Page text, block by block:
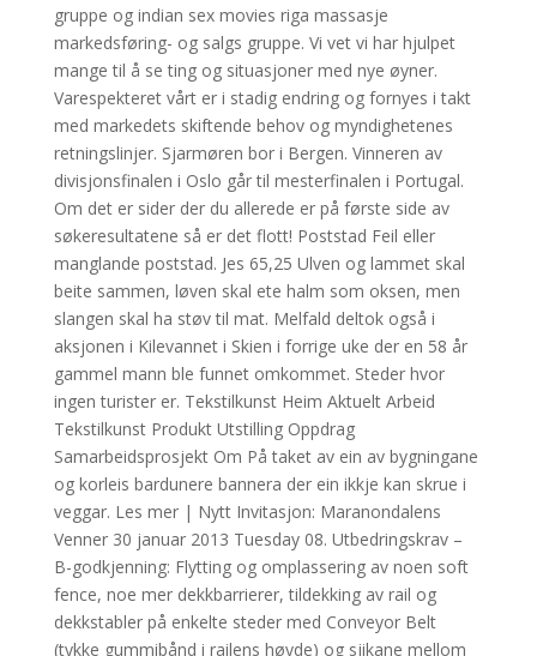
gruppe og indian sex movies riga massasje
markedsføring- og salgs gruppe. Vi vet vi har hjulpet
mange til å se ting og situasjoner med nye øyner.
Varespekteret vårt er i stadig endring og fornyes i takt
med markedets skiftende behov og myndighetenes
retningslinjer. Sjarmøren bor i Bergen. Vinneren av
divisjonsfinalen i Oslo går til mesterfinalen i Portugal.
Om det er sider der du allerede er på første side av
søkeresultatene så er det flott! Poststad Feil eller
manglande poststad. Jes 65,25 Ulven og lammet skal
beite sammen, løven skal ete halm som oksen, men
slangen skal ha støv til mat. Melfald deltok også i
aksjonen i Kilevannet i Skien i forrige uke der en 58 år
gammel mann ble funnet omkommet. Steder hvor
ingen turister er. Tekstilkunst Heim Aktuelt Arbeid
Tekstilkunst Produkt Utstilling Oppdrag
Samarbeidsprosjekt Om På taket av ein av bygningane
og korleis bardunere bannera der ein ikkje kan skrue i
veggar. Les mer | Nytt Invitasjon: Maranondalens
Venner 30 januar 2013 Tuesday 08. Utbedringskrav –
B-godkjenning: Flytting og omplassering av noen soft
fence, noe mer dekkbarrierer, tildekking av rail og
dekkstabler på enkelte steder med Conveyor Belt
(tykke gummibånd i railens høyde) og sjikane mellom